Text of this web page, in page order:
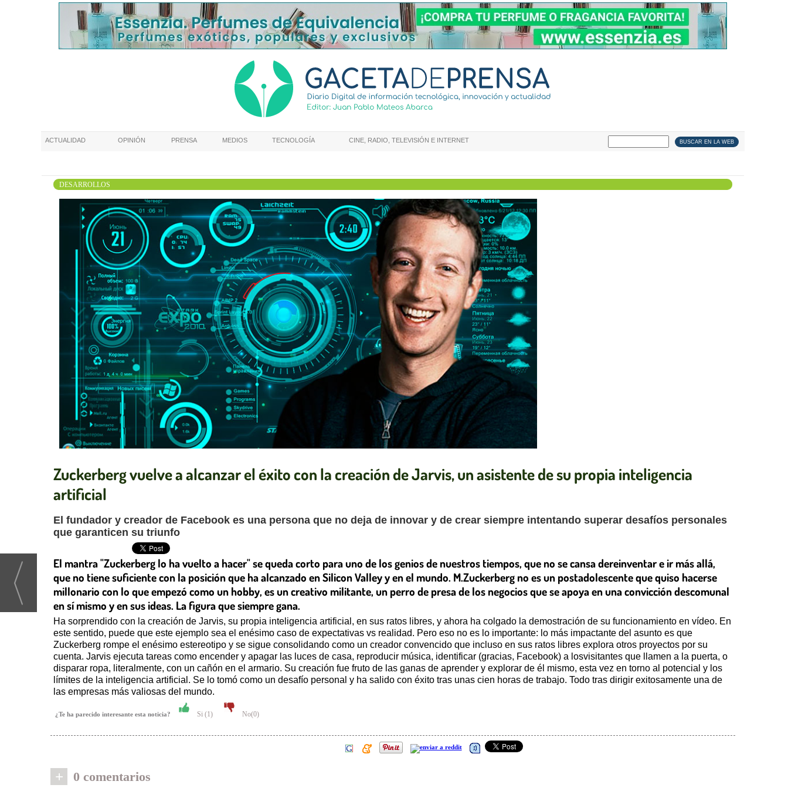
ACTUALIDAD OPINIÓN PRENSA MEDIOS TECNOLOGÍA CINE, RADIO, TELEVISIÓN E INTERNET
DESARROLLOS
Zuckerberg vuelve a alcanzar el éxito con la creación de Jarvis, un asistente de su propia inteligencia
artificial
El fundador y creador de Facebook es una persona que no deja de innovar y de crear siempre intentando superar desafíos personales
que garanticen su triunfo
El mantra "Zuckerberg lo ha vuelto a hacer" se queda corto para uno de los genios de nuestros tiempos, que no se cansa dereinventar e ir más allá,
que no tiene suficiente con la posición que ha alcanzado en Silicon Valley y en el mundo. M.Zuckerberg no es un postadolescente que quiso hacerse
millonario con lo que empezó como un hobby, es un creativo militante, un perro de presa de los negocios que se apoya en una convicción descomunal
en sí mismo y en sus ideas. La figura que siempre gana.
Ha sorprendido con la creación de Jarvis, su propia inteligencia artificial, en sus ratos libres, y ahora ha colgado la demostración de su funcionamiento en vídeo. En
este sentido, puede que este ejemplo sea el enésimo caso de expectativas vs realidad. Pero eso no es lo importante: lo más impactante del asunto es que
Zuckerberg rompe el enésimo estereotipo y se sigue consolidando como un creador convencido que incluso en sus ratos libres explora otros proyectos por su
cuenta. Jarvis ejecuta tareas como encender y apagar las luces de casa, reproducir música, identificar (gracias, Facebook) a losvisitantes que llamen a la puerta, o
disparar ropa, literalmente, con un cañón en el armario. Su creación fue fruto de las ganas de aprender y explorar de él mismo, esta vez en torno al potencial y los
límites de la inteligencia artificial. Se lo tomó como un desafío personal y ha salido con éxito tras unas cien horas de trabajo. Todo tras dirigir exitosamente una de
las empresas más valiosas del mundo.
¿Te ha parecido interesante esta noticia? Si (1) No(0)
+ 0 comentarios